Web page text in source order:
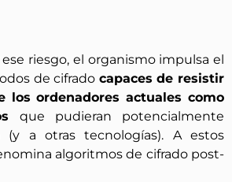
riesgo, el organismo impulsa el
de cifrado capaces de resistir
los ordenadores actuales como
que pudieran potencialmente
a otras tecnologías).
A estos
algoritmos de cifrado post-